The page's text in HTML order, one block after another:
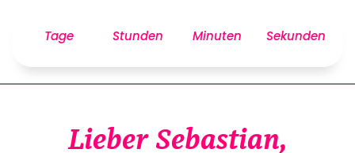
Tage Stunden Minuten Sekunden
Lieber Sebastian,